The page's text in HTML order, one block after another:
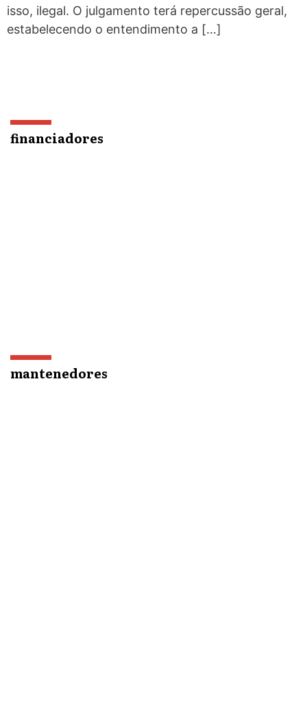
isso, ilegal. O julgamento terá repercussão geral,
estabelecendo o entendimento a […]
financiadores
mantenedores